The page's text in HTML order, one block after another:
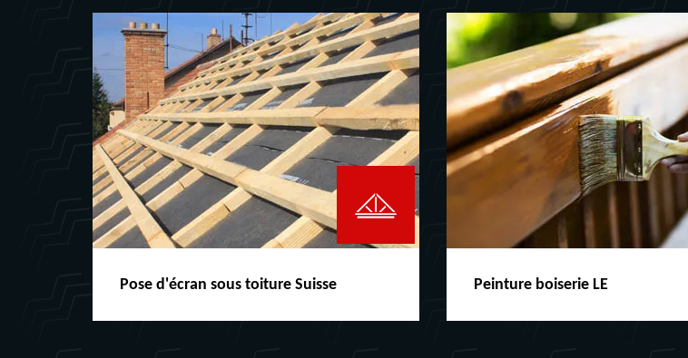
Pose d'écran sous toiture Suisse Peinture boiserie LE